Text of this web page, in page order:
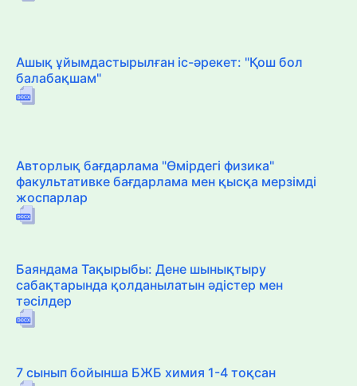
Ашық ұйымдастырылған іс-әрекет: "Қош бол
балабақшам"
Авторлық бағдарлама "Өмірдегі физика"
факультативке бағдарлама мен қысқа мерзімді
жоспарлар
Баяндама Тақырыбы: Дене шынықтыру
сабақтарында қолданылатын әдістер мен
тәсілдер
7 сынып бойынша БЖБ химия 1-4 тоқсан